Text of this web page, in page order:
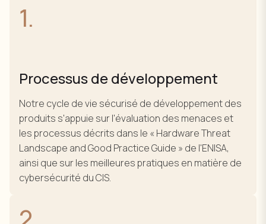
1.
Processus de développement
Notre cycle de vie sécurisé de développement des
produits s'appuie sur l'évaluation des menaces et
les processus décrits dans le « Hardware Threat
Landscape and Good Practice Guide » de l'ENISA,
ainsi que sur les meilleures pratiques en matière de
cybersécurité du CIS.